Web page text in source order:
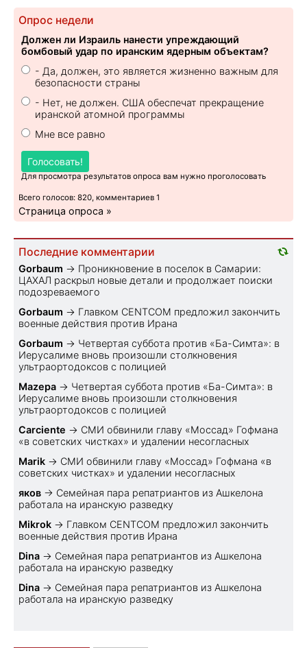
Опрос недели
Должен ли Израиль нанести упреждающий
бомбовый удар по иранским ядерным объектам?
- Да, должен, это является жизненно важным для
безопасности страны
- Нет, не должен. США обеспечат прекращение
иранской атомной программы
Мне все равно
Голосовать!
Для просмотра результатов опроса вам нужно проголосовать
Всего голосов: 820, комментариев 1
Страница опроса »
Последние комментарии
Gorbaum → Проникновение в поселок в Самарии:
ЦАХАЛ раскрыл новые детали и продолжает поиски
подозреваемого
Gorbaum → Главком CENTCOM предложил закончить
военные действия против Ирана
Gorbaum → Четвертая суббота против «Ба-Симта»: в
Иерусалиме вновь произошли столкновения
ультраортодоксов с полицией
Mazepa → Четвертая суббота против «Ба-Симта»: в
Иерусалиме вновь произошли столкновения
ультраортодоксов с полицией
Carciente → СМИ обвинили главу «Моссад» Гофмана
«в советских чистках» и удалении несогласных
Marik → СМИ обвинили главу «Моссад» Гофмана «в
советских чистках» и удалении несогласных
яков → Семейная пара репатриантов из Ашкелона
работала на иранскую разведку
Mikrok → Главком CENTCOM предложил закончить
военные действия против Ирана
Dina → Семейная пара репатриантов из Ашкелона
работала на иранскую разведку
Dina → Семейная пара репатриантов из Ашкелона
работала на иранскую разведку